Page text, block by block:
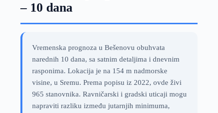
– 10 dana
Vremenska prognoza u Bešenovu obuhvata
narednih 10 dana, sa satnim detaljima i dnevnim
rasponima. Lokacija je na 154 m nadmorske
visine, u Sremu. Prema popisu iz 2022, ovde živi
965 stanovnika. Ravničarski i gradski uticaji mogu
napraviti razliku između jutarnjih minimuma,